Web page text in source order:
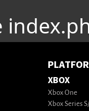
XBOX
Xbox One
Xbox Series